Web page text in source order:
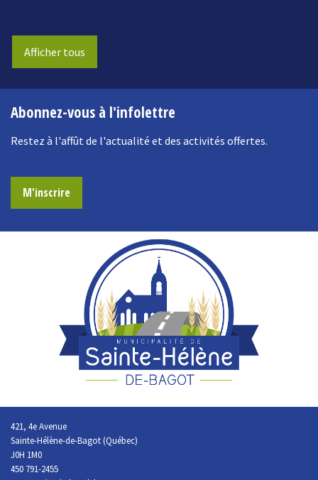
Afficher tous
Abonnez-vous à l'infolettre
Restez à l'affût de l'actualité et des activités offertes.
M'inscrire
421, 4e Avenue
Sainte-Hélène-de-Bagot (Québec)
J0H 1M0
450 791-2455